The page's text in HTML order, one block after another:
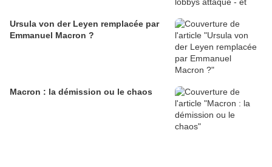
Ursula von der Leyen remplacée par
Emmanuel Macron ?
Macron : la démission ou le chaos